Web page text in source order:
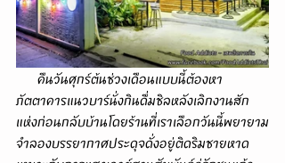
ภัตตาคารแนวบาร์นั่งกินดื่มชิลหลังเลิกงานสัก
แห่งก่อนกลับบ้านโดยร้านที่เราเลือกวันนี้พยายาม
จำลองบรรยากาศประดุจดั่งอยู่ติดริมชายหาด